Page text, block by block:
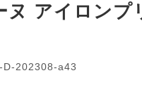
ヌ アイロンプ
D-202308-a43